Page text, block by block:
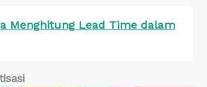
Menghitung Lead Time dalam